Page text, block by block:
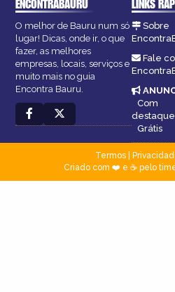
ENCONTRABAURU
O melhor de Bauru num só
lugar! Dicas, onde ir, o que
fazer, as melhores
empresas, locais, serviços e
muito mais no guia
Encontra Bauru.
LINKS
Sobre
Fale
Com
destaque
Grátis
Termos|
Criado com ❤️ e ☕ pelo